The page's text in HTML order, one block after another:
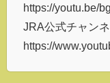
https://youtu.be/
JRA公式チャン
https://